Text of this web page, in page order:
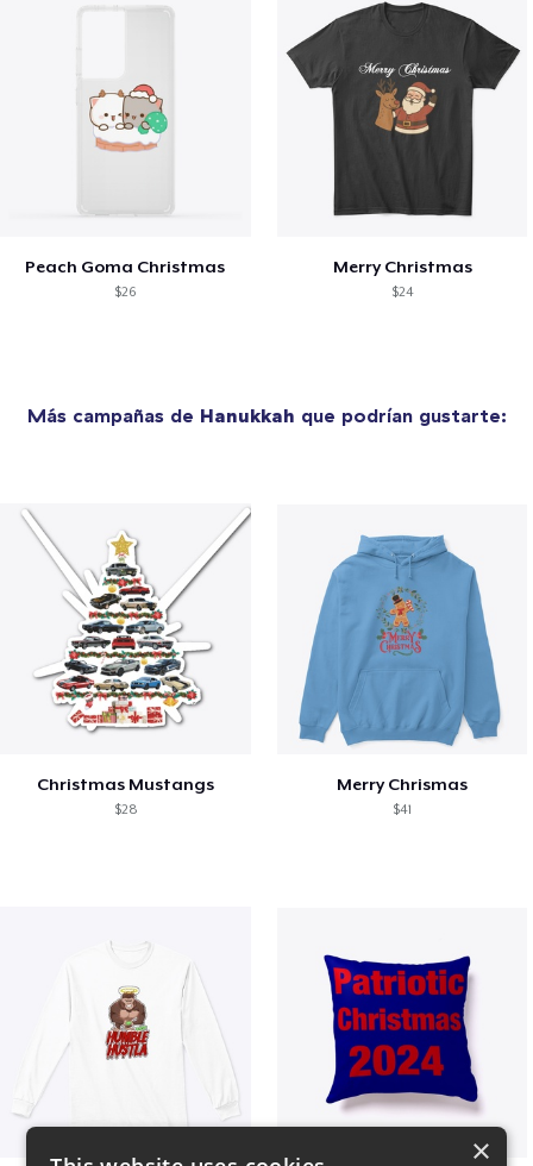
Peach Goma Christmas
$26
Merry Christmas
$24
Más campañas de Hanukkah que podrían gustarte:
Christmas Mustangs
$28
Merry Chrismas
$41
×